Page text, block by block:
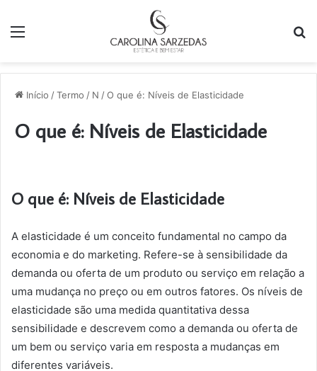
Início /Termo / N /O que é: Níveis de Elasticidade
O que é: Níveis de Elasticidade
O que é: Níveis de Elasticidade
A elasticidade é um conceito fundamental no campo da
economia e do marketing. Refere-se à sensibilidade da
demanda ou oferta de um produto ou serviço em relação a
uma mudança no preço ou em outros fatores. Os níveis de
elasticidade são uma medida quantitativa dessa
sensibilidade e descrevem como a demanda ou oferta de
um bem ou serviço varia em resposta a mudanças em
diferentes variáveis.